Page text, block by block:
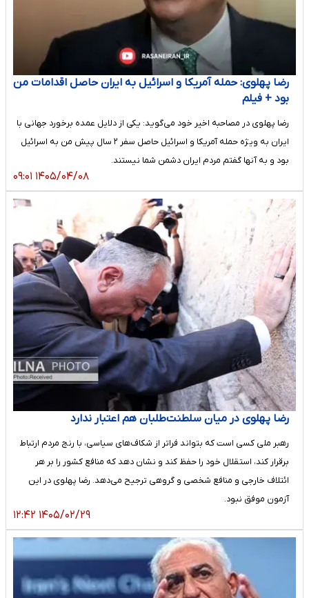
رضا پهلوی: حمله آمریکا و اسرائیل به ایران حاصل اقدامات من
بود + فیلم
رضا پهلوی در مصاحبه اخیر خود می‌گوید: یکی از دلایل عمده برخورد جهانی با
ایران به ویژه حمله آمریکا و اسرائیل حاصل سفر ۲ سال پیش من به اسرائیل
بود و به آنها گفتم مردم ایران دشمن شما نیستند.
۱۴۰۵/۰۴/۰۸ ۰۹:۰۱
رضا پهلوی در میان سلطنت‌طلبان هم اعتبار ندارد
رهبر ملی کسی است که بتواند فراتر از شکاف‌های سیاسی، با رنج مردم ارتباط
برقرار کند، استقلال خود را حفظ کند و نشان دهد که منافع کشور را بر هر
ائتلاف خارجی و منافع شخصی و گروهی ترجیح می‌دهد. رضا پهلوی در این
آزمون موفق نبود.
۱۴۰۵/۰۲/۲۹ ۱۲:۴۲